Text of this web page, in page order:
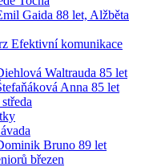
Gaida 88 let, Alžběta
Efektivní komunikace
Waltrauda 85 let
Anna 85 let
Bruno 89 let
březen